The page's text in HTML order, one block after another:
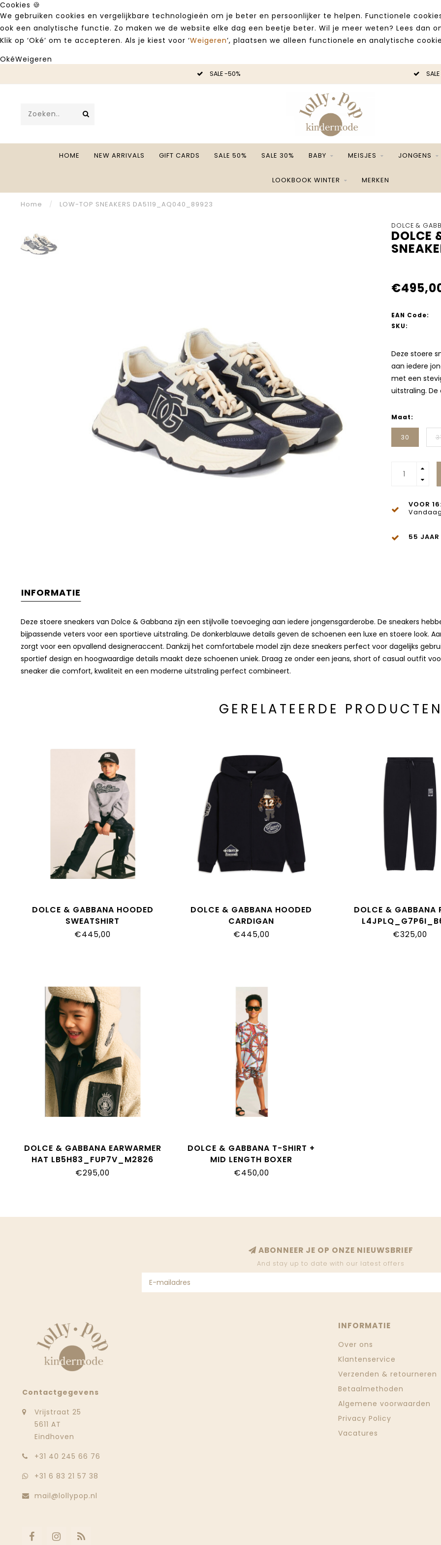
Cookies 🍪
We gebruiken cookies en vergelijkbare technologieën om je beter en persoonlijker te helpen. Functionele
ook een analytische functie. Zo maken we de website elke dag een beetje beter. Wil je meer weten? Lees dan
Klik op ‘Oké’ om te accepteren. Als je kiest voor ‘Weigeren’, plaatsen we alleen functionele en analytische
OkéWeigeren
SALE -50%
HOME NEW ARRIVALS GIFT CARDS SALE 50% SALE 30% BABY MEISJES JONGENS
LOOKBOOK WINTER MERKEN
Home / LOW-TOP SNEAKERS DA5119_AQ040_89923
DOLCE &
DOLCE
EAN Code:
SKU:
Deze stoere
aan iedere
met een
uitstraling.
Maat:
30
VOOR
55 JAAR
INFORMATIE
Deze stoere sneakers van Dolce & Gabbana zijn een stijlvolle toevoeging aan iedere jongensgarderobe. De sneakers
bijpassende veters voor een sportieve uitstraling. De donkerblauwe details geven de schoenen een luxe en stoere look.
zorgt voor een opvallend designeraccent. Dankzij het comfortabele model zijn deze sneakers perfect voor dagelijks
sportief design en hoogwaardige details maakt deze schoenen uniek. Draag ze onder een jeans, short of casual outfit
sneaker die comfort, kwaliteit en een moderne uitstraling perfect combineert.
GERELATEERDE
DOLCE & GABBANA HOODED
SWEATSHIRT
L4JWNV_G7P6L_S9000
€445,00
DOLCE & GABBANA HOODED
CARDIGAN
L4JWNX_G7P8E_B6712
€445,00
DOLCE & GABBANA
€325,00
DOLCE & GABBANA EARWARMER
HAT LB5H83_FUP7V_M2826
€295,00
DOLCE & GABBANA T-SHIRT +
MID LENGTH BOXER
L4JTHV_HS7RH_HC6DU
€450,00
ABONNEER JE OP ONZE NIEUWSBRIEF
And stay up to date with our latest offers
Contactgegevens
Vrijstraat 25
5611 AT
Eindhoven
‭+31 40 245 66 76
+31 6 83 21 57 38
mail@lollypop.nl
INFORMATIE
Over ons
Klantenservice
Verzenden & retourneren
Betaalmethoden
Algemene voorwaarden
Privacy Policy
Vacatures